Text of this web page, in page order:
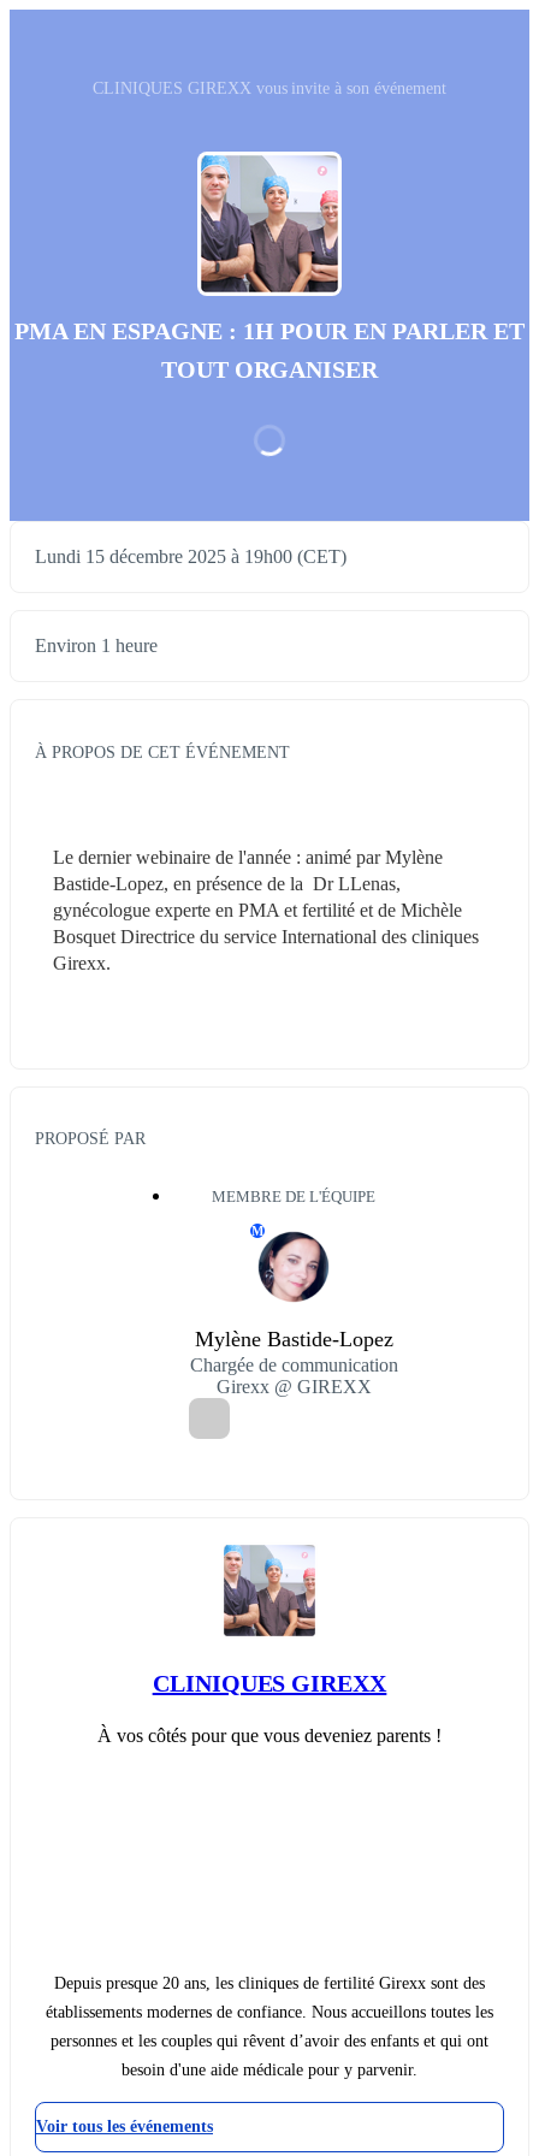
CLINIQUES GIREXX vous invite à son événement
PMA EN ESPAGNE : 1H POUR EN PARLER ET
TOUT ORGANISER
Lundi 15 décembre 2025 à 19h00 (CET)
Environ 1 heure
À PROPOS DE CET ÉVÉNEMENT
Le dernier webinaire de l'année : animé par Mylène
Bastide-Lopez, en présence de la  Dr LLenas,
gynécologue experte en PMA et fertilité et de Michèle
Bosquet Directrice du service International des cliniques
Girexx.
PROPOSÉ PAR
MEMBRE DE L'ÉQUIPE
M
Mylène Bastide-Lopez
Chargée de communication
Girexx @ GIREXX
CLINIQUES GIREXX
À vos côtés pour que vous deveniez parents !
Depuis presque 20 ans, les cliniques de fertilité Girexx sont des
établissements modernes de confiance. Nous accueillons toutes les
personnes et les couples qui rêvent d’avoir des enfants et qui ont
besoin d'une aide médicale pour y parvenir.
Voir tous les événements